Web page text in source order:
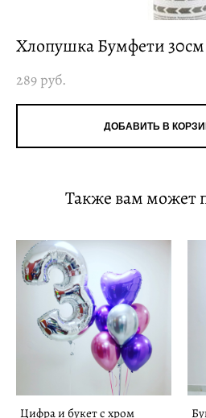
Хлопушка Бумфети
289 pуб.
ДОБАВИТЬ В
Также вам может
Цифра и букет с хром